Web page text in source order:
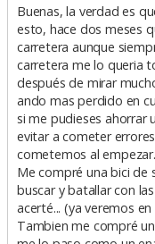
n
s
a
j
e
Buenas, la verdad es
esto, hace dos meses
carretera aunque
carretera me lo queria
después de mirar
ando mas perdido en
si me pudieses ahorrar
evitar a cometer
cometemos al empezar.
Me compré una bici de
buscar y batallar con
acerté... (ya veremos
Tambien me compré